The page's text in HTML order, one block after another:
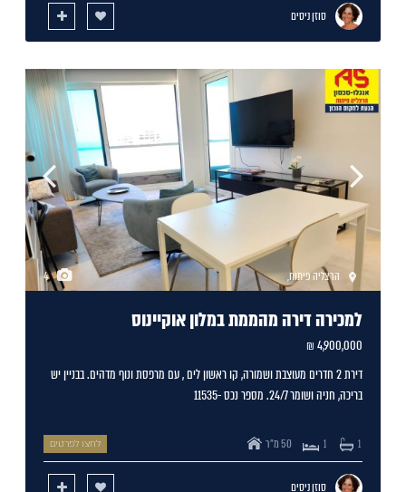
סוזן ניסים
4 הרצליה פיתוח,
למכירה דירה מהממת במלון אוקיינוס
4,900,000 ₪
דירת 2 חדרים מעוצבת ושמורה, קו ראשון לים , עם מרפסת ונוף מדהים. בבניין יש
בריכה, חניה ושומר 24/7. מספר נכס -11535
1 1 50 מ"ר לחצו לפרטים
סוזן ניסים